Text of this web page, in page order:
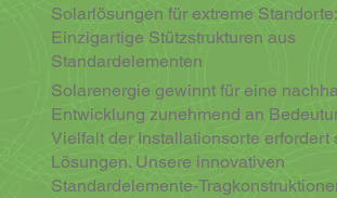
Solarlösungen für extreme Standorte:
Einzigartige Stützstrukturen aus
Standardelementen
Solarenergie gewinnt für eine
Entwicklung zunehmend an
Vielfalt der Installationsorte erfordert
Lösungen. Unsere innovativen
Standardelemente-